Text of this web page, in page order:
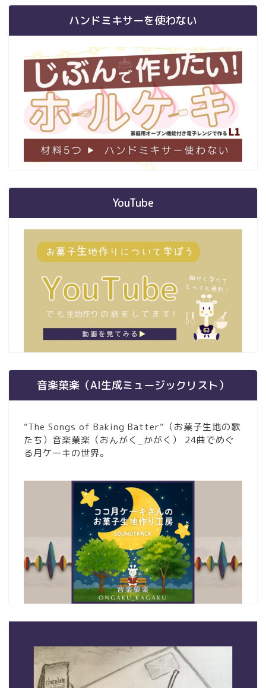
ハンドミキサーを使わない
YouTube
音楽菓楽（AI生成ミュージックリスト）
“The Songs of Baking Batter”（お菓子生地の歌
たち）音楽菓楽（おんがく_かがく） 24曲でめぐ
る月ケーキの世界。